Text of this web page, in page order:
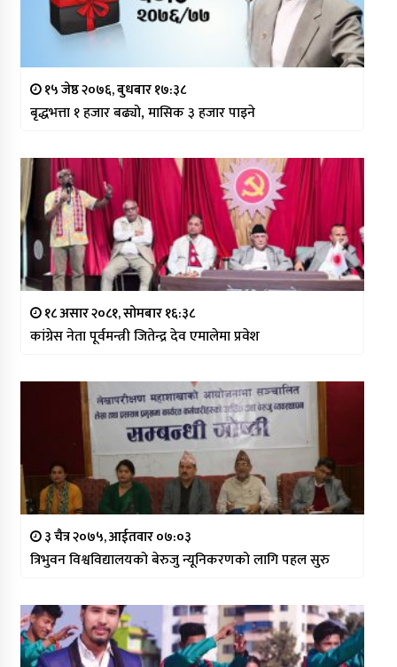
१५ जेष्ठ २०७६, बुधबार १७:३८
बृद्धभत्ता १ हजार बढ्यो, मासिक ३ हजार पाइने
१८ असार २०८१, सोमबार १६:३८
कांग्रेस नेता पूर्वमन्त्री जितेन्द्र देव एमालेमा प्रवेश
३ चैत्र २०७५, आईतवार ०७:०३
त्रिभुवन विश्वविद्यालयको बेरुजु न्यूनिकरणको लागि पहल सुरु